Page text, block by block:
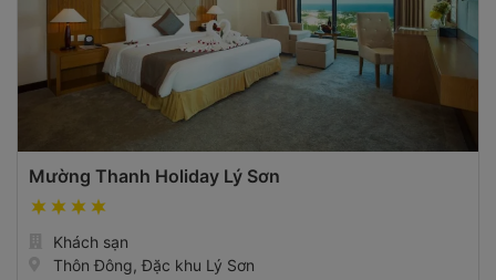
Mường Thanh Holiday Lý Sơn
Khách sạn
Thôn Đông, Đặc khu Lý Sơn